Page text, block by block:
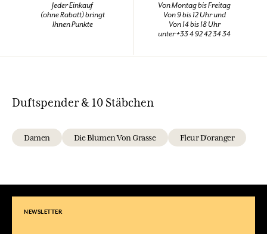
Jeder Einkauf
(ohne Rabatt) bringt
Ihnen Punkte
Von Montag bis Freitag
Von 9 bis 12 Uhr und
Von 14 bis 18 Uhr
unter +33 4 92 42 34 34
Duftspender & 10 Stäbchen
Damen Die Blumen Von Grasse Fleur D'oranger
NEWSLETTER